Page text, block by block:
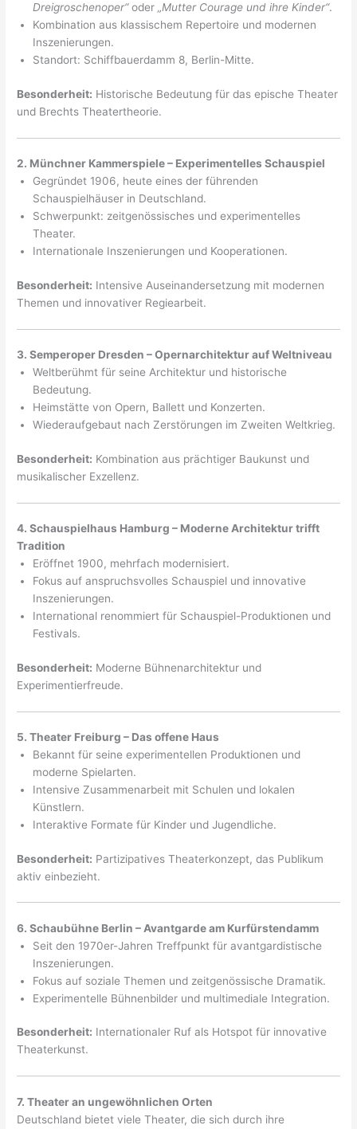
Dreigroschenoper“oder„Mutter Courage und ihre Kinder“.
Kombination aus klassischem Repertoire und modernen
Inszenierungen.
Standort: Schiffbauerdamm 8, Berlin-Mitte.
Besonderheit: Historische Bedeutung für das epische Theater
und Brechts Theatertheorie.
2. Münchner Kammerspiele – Experimentelles Schauspiel
Gegründet 1906, heute eines der führenden
Schauspielhäuser in Deutschland.
Schwerpunkt: zeitgenössisches und experimentelles
Theater.
Internationale Inszenierungen und Kooperationen.
Besonderheit: Intensive Auseinandersetzung mit modernen
Themen und innovativer Regiearbeit.
3. Semperoper Dresden – Opernarchitektur auf Weltniveau
Weltberühmt für seine Architektur und historische
Bedeutung.
Heimstätte von Opern, Ballett und Konzerten.
Wiederaufgebaut nach Zerstörungen im Zweiten Weltkrieg.
Besonderheit: Kombination aus prächtiger Baukunst und
musikalischer Exzellenz.
4. Schauspielhaus Hamburg – Moderne Architektur trifft
Tradition
Eröffnet 1900, mehrfach modernisiert.
Fokus auf anspruchsvolles Schauspiel und innovative
Inszenierungen.
International renommiert für Schauspiel-Produktionen und
Festivals.
Besonderheit: Moderne Bühnenarchitektur und
Experimentierfreude.
5. Theater Freiburg – Das offene Haus
Bekannt für seine experimentellen Produktionen und
moderne Spielarten.
Intensive Zusammenarbeit mit Schulen und lokalen
Künstlern.
Interaktive Formate für Kinder und Jugendliche.
Besonderheit: Partizipatives Theaterkonzept, das Publikum
aktiv einbezieht.
6. Schaubühne Berlin – Avantgarde am Kurfürstendamm
Seit den 1970er-Jahren Treffpunkt für avantgardistische
Inszenierungen.
Fokus auf soziale Themen und zeitgenössische Dramatik.
Experimentelle Bühnenbilder und multimediale Integration.
Besonderheit: Internationaler Ruf als Hotspot für innovative
Theaterkunst.
7. Theater an ungewöhnlichen Orten
Deutschland bietet viele Theater, die sich durch ihre